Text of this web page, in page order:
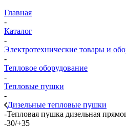
Главная
-
Каталог
-
Электротехнические товары и
-
Тепловое оборудование
-
Тепловые пушки
-
Дизельные тепловые пушки
-Тепловая пушка дизельная
-30/+35